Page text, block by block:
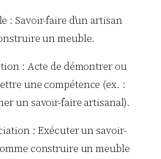
: Savoir-faire d’un artisan
un meuble.
: Acte de démontrer ou
une compétence (ex. :
un savoir-faire artisanal).
: Exécuter un savoir-
construire un meuble